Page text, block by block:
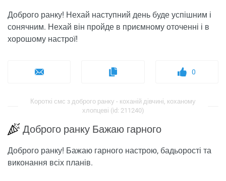
Доброго ранку! Нехай наступний день буде успішним і
сонячним. Нехай він пройде в приємному оточенні і в
хорошому настрої!
0
Короткі смс з доброго ранку - коханій дівчині, коханому
хлопцеві (id: 211240)
Доброго ранку Бажаю гарного
Доброго ранку! Бажаю гарного настрою, бадьорості та
виконання всіх планів.